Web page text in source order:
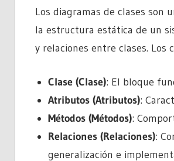
Los diagramas de clases son
la estructura estática de un
y relaciones entre clases. Los
Clase (Clase): El bloque
Atributos (Atributos):
Métodos (Métodos):
Relaciones (Relaciones):
generalización e